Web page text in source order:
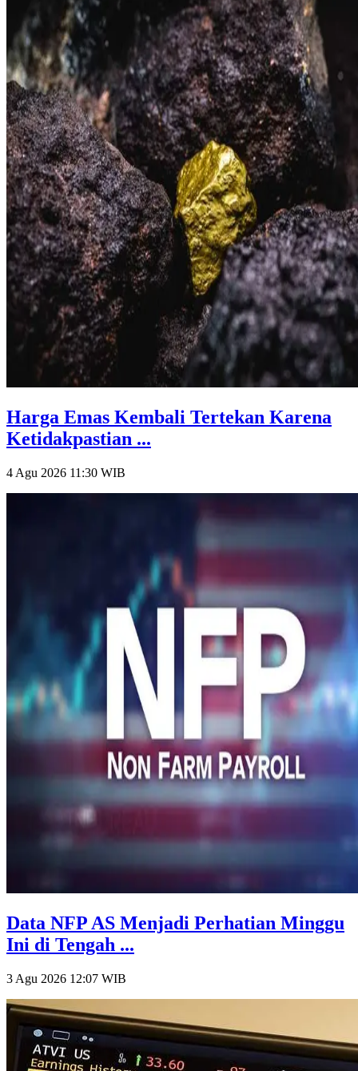
Harga Emas Kembali Tertekan Karena
Ketidakpastian ...
4 Agu 2026 11:30 WIB
Data NFP AS Menjadi Perhatian Minggu
Ini di Tengah ...
3 Agu 2026 12:07 WIB